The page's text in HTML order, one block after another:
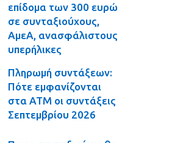
επίδομα των 300 ευρώ
σε συνταξιούχους,
ΑμεΑ, ανασφάλιστους
υπερήλικες
Πληρωμή συντάξεων:
Πότε εμφανίζονται
στα ΑΤΜ οι συντάξεις
Σεπτεμβρίου 2026